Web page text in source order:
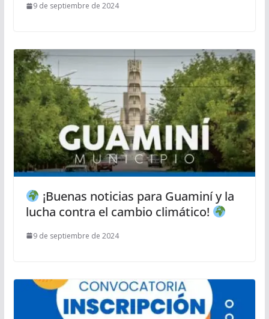
9 de septiembre de 2024
¡Buenas noticias para Guaminí y la
lucha contra el cambio climático!
9 de septiembre de 2024